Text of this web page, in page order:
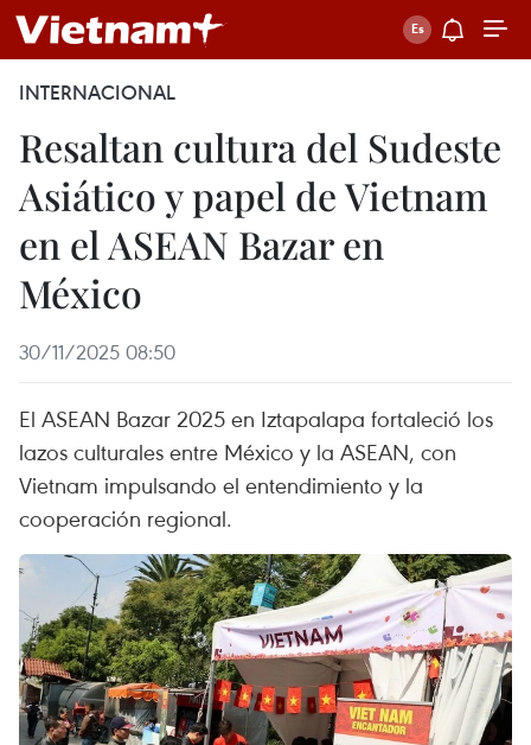
INTERNACIONAL
Resaltan cultura del Sudeste
Asiático y papel de Vietnam
en el ASEAN Bazar en
México
30/11/2025 08:50
El ASEAN Bazar 2025 en Iztapalapa fortaleció los
lazos culturales entre México y la ASEAN, con
Vietnam impulsando el entendimiento y la
cooperación regional.